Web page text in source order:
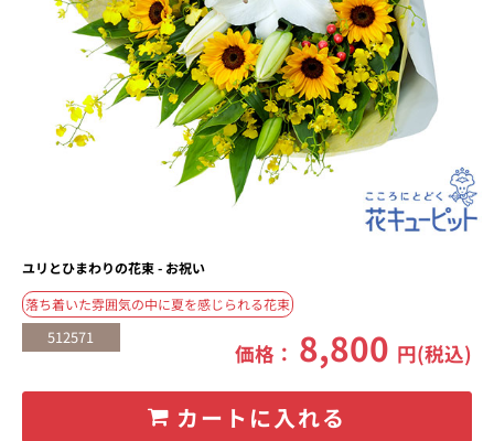
ユリとひまわりの花束 - お祝い
落ち着いた雰囲気の中に夏を感じられる花束
512571
価格： 8,800 円(税込)
カートに入れる